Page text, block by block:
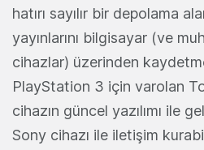
hatırı sayılır bir depolama
yayınlarını bilgisayar (ve
cihazlar) üzerinden
PlayStation 3 için varolan
cihazın güncel yazılımı ile
Sony cihazı ile iletişim